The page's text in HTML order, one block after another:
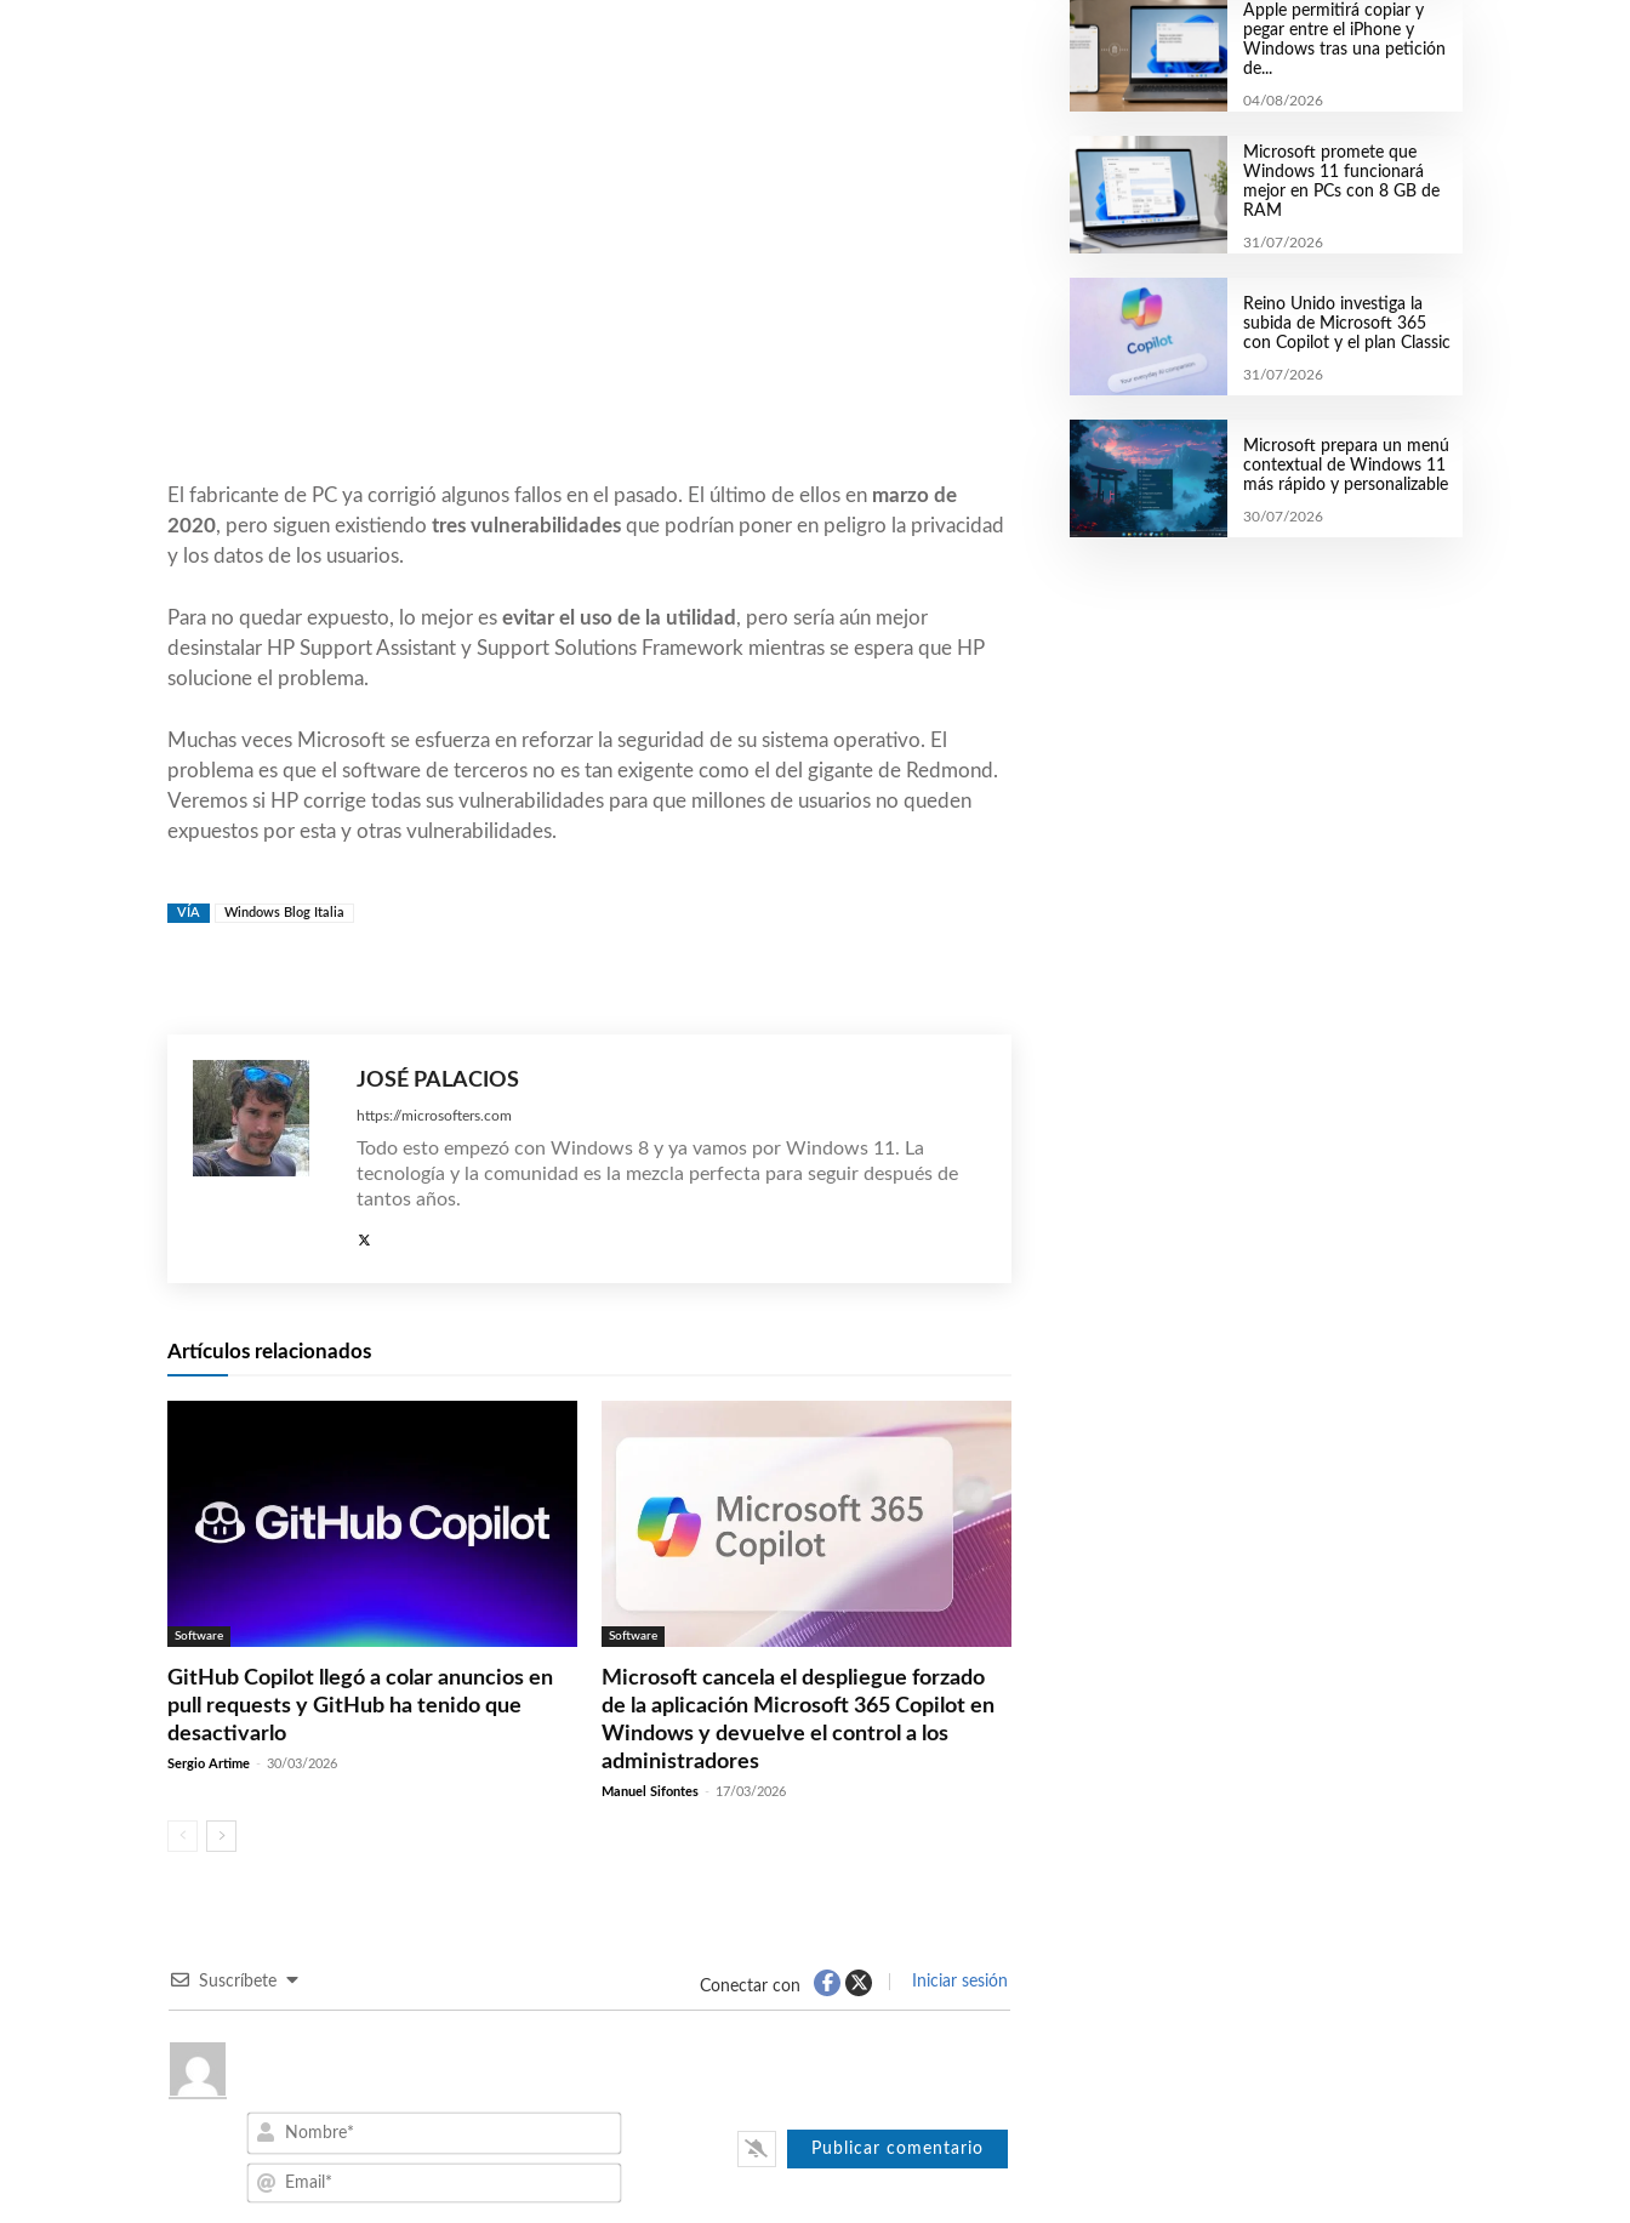
El fabricante de PC ya corrigió algunos fallos en el pasado. El último de ellos en marzo de
2020, pero siguen existiendo tres vulnerabilidades que podrían poner en peligro la privacidad
y los datos de los usuarios.
Para no quedar expuesto, lo mejor es evitar el uso de la utilidad , pero sería aún mejor
desinstalar HP Support Assistant y Support Solutions Framework mientras se espera que HP
solucione el problema.
Muchas veces Microsoft se esfuerza en reforzar la seguridad de su sistema operativo. El
problema es que el software de terceros no es tan exigente como el del gigante de Redmond.
Veremos si HP corrige todas sus vulnerabilidades para que millones de usuarios no queden
expuestos por esta y otras vulnerabilidades.
VÍA Windows Blog Italia
JOSÉ PALACIOS
https://microsofters.com
Todo esto empezó con Windows 8 y ya vamos por Windows 11. La
tecnología y la comunidad es la mezcla perfecta para seguir después de
tantos años.
Artículos relacionados
Software
GitHub Copilot llegó a colar anuncios en
pull requests y GitHub ha tenido que
desactivarlo
Sergio Artime - 30/03/2026
Software
Microsoft cancela el despliegue forzado
de la aplicación Microsoft 365 Copilot en
Windows y devuelve el control a los
administradores
Manuel Sifontes - 17/03/2026
Suscríbete Conectar con Iniciar sesión
Apple permitirá copiar y
pegar entre el iPhone y
Windows tras una petición
de...
04/08/2026
Microsoft promete que
Windows 11 funcionará
mejor en PCs con 8 GB de
RAM
31/07/2026
Reino Unido investiga la
subida de Microsoft 365
con Copilot y el plan Classic
31/07/2026
Microsoft prepara un menú
contextual de Windows 11
más rápido y personalizable
30/07/2026